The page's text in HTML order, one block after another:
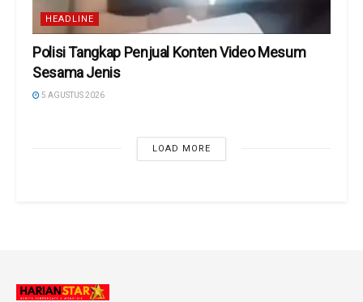
HEADLINE
Polisi Tangkap Penjual Konten Video Mesum
Sesama Jenis
5 AGUSTUS 2026
LOAD MORE